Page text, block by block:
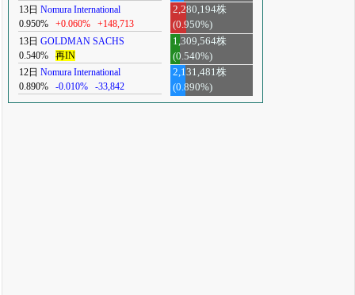
13日 Nomura International
0.950%
+0.060% +148,713
2,280,194株
(0.950%)
13日 GOLDMAN SACHS
0.540%
再IN
1,309,564株
(0.540%)
12日 Nomura International
0.890%
-0.010% -33,842
2,131,481株
(0.890%)